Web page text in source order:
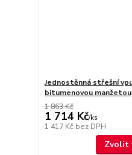
Jednostěnná střešní
bitumenovou manžetou
1 863 Kč
1 714 Kč/ks
1 417 Kč bez DPH
Zvolit